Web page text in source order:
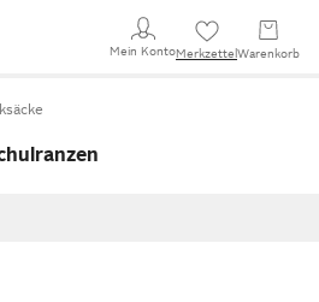
Mein KontoMerkzettel Warenkorb